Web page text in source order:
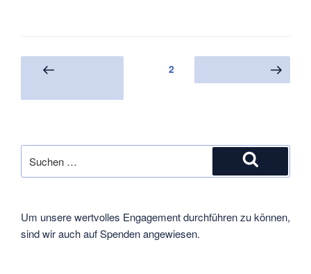
Seitennummerierung
Beiträge
Vorherige
Seite2 Nächste Seite
nach:
Suchen
Um unsere wertvolles Engagement durchführen zu können,
sind wir auch auf Spenden angewiesen.